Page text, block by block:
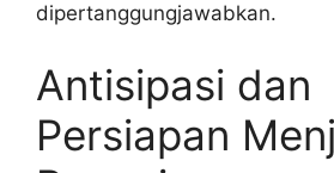
dipertanggungjawabkan.
Antisipasi dan
Persiapan